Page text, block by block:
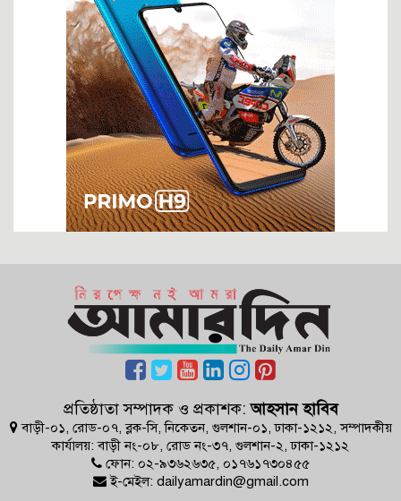
জাইমা রহমানের প্রতিভা দেশের সেবায় কাজে লাগান
জুলাই সনদ: ভবিষ্যৎ রাজনীতির টার্নিং পয়েন্ট
দুই সপ্তাহের যুদ্ধ বিরতিতে কার জয় কার পরাজয়?
‘পাগল’ ট্রাম্পকে থামাবে কে?
ইরানে স্থল যুদ্ধ এবং মার্কিন ৮২ এয়ারবোর্ন ডিভিশন
ফাঁসিও যথেষ্ট নয় এই নিপীড়কের শাস্তি
আনন্দ-বেদনার ঈদ এবং কিছু প্রশ্ন
ইরানের অসমমিত যুদ্ধ কৌশল
দুদক চেয়ারম্যান নিয়োগ নিয়ে ষড়যন্ত্র!
জীবিত খামেনির চেয়েও শক্তিশালী মৃত খামেনি
ট্রাম্পের যুদ্ধবিরতির প্রস্তাব, তেহরানের প্রত্যাখ্যান
অপারেশন ‘ফতে খাইবার’ ‘লায়ন্স রোয়ার’ ‘এপিক ফিওরি’
রাষ্ট্র ও রাজনীতিতে গুণগত পরিবর্তনের ইঙ্গিত
নতুন বাংলাদেশের আইকন
মায়ের ভাষার মর্যাদা চাই
চাঁদাবাজির পক্ষে মন্ত্রীর সাফাই: অপ্রত্যাশিত এবং অগ্রহণযোগ্য
প্রধানমন্ত্রীর আশা জাগানিয়া ভাষণ ও অন্তর্নিহিত তাৎপর্য
প্রতিষ্ঠাতা সম্পাদক ও প্রকাশক:আহসান হাবিব
বাড়ী-০১, রোড-০৭, ব্লক-সি, নিকেতন, গুলশান-০১, ঢাকা-১২১২, সম্পাদকীয়
কার্যালয়: বাড়ী নং-০৮, রোড নং-৩৭, গুলশান-২, ঢাকা-১২১২
ফোন: ০২-৯৩৬২৬৩৫, ০১৭৬১৭৩০৪৫৫
ই-মেইল: dailyamardin@gmail.com